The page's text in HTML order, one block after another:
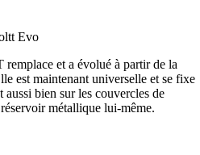
Evo
et a évolué à partir de la
est maintenant universelle et se fixe
bien sur les couvercles de
métallique lui-même.